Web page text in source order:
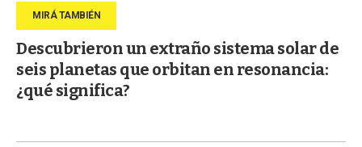
Descubrieron un extraño sistema solar de
seis planetas que orbitan en resonancia:
¿qué significa?